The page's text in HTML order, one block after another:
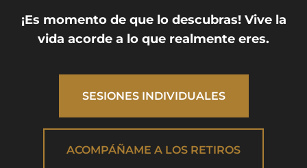
¡Es momento de que lo descubras! Vive la
vida acorde a lo que realmente eres.
SESIONES INDIVIDUALES
ACOMPÁÑAME A LOS RETIROS